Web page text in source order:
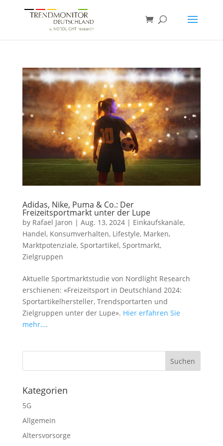
Adidas, Nike, Puma & Co.: Der
Freizeitsportmarkt unter der Lupe
by Rafael Jaron | Aug. 13, 2024| Einkaufskanäle,
Handel, Konsumverhalten, Lifestyle, Marken,
Marktpotenziale, Sportartikel, Sportmarkt,
Zielgruppen
Aktuelle Sportmarktstudie von Nordlight Research
erschienen: «Freizeitsport in Deutschland 2024:
Sportartikelhersteller, Trendsportarten und
Zielgruppen unter der Lupe». Hier erfahren Sie
mehr….
Kategorien
5G
Allgemein
Altersvorsorge